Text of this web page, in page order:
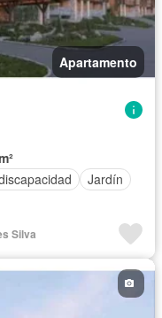
Apartamento
Jardín
Silva